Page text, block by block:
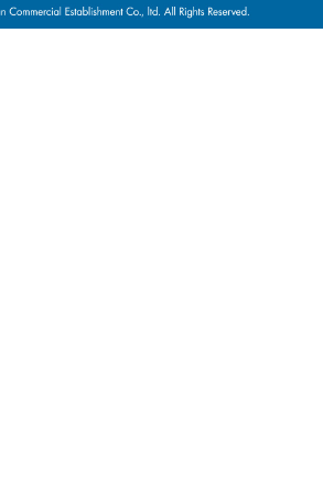
権（これらの権利を取得し、又はこれらの権
る一切の権利を含む）を意味する。